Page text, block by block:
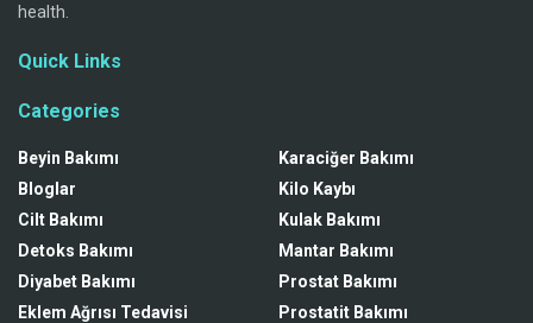
health.
Quick Links
Categories
Beyin Bakımı
Bloglar
Cilt Bakımı
Detoks Bakımı
Diyabet Bakımı
Eklem Ağrısı Tedavisi
Karaciğer Bakımı
Kilo Kaybı
Kulak Bakımı
Mantar Bakımı
Prostat Bakımı
Prostatit Bakımı